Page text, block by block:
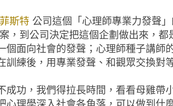
斯特 公司這個「心理師專業力發聲
，到公司決定把這個企劃做出來，都
個面向社會的發聲；心理師種子講師
訓練後，用專業發聲、和觀眾交換對
成功，我們得拉長時間，看看母雞帶